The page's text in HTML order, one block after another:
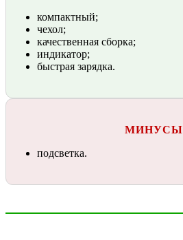
компактный;
чехол;
качественная сборка;
индикатор;
быстрая зарядка.
МИНУСЫ
подсветка.